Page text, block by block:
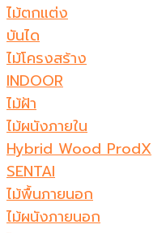
ไม้ตกแต่ง
บันได
ไม้โครงสร้าง
INDOOR
ไม้ฝ้า
ไม้ผนังภายใน
Hybrid Wood ProdX
SENTAI
ไม้พื้นภายนอก
ไม้ผนังภายนอก